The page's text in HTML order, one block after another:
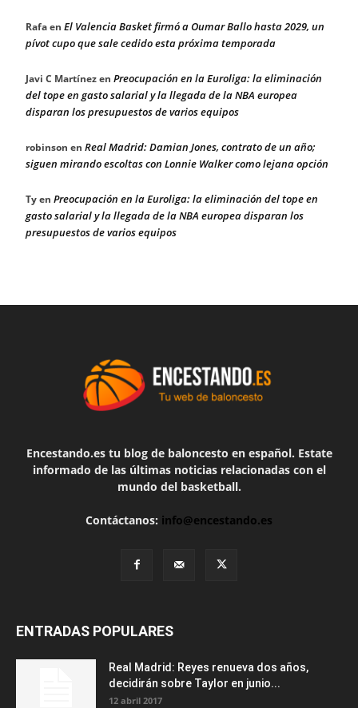
Rafaen El Valencia Basket firmó a Oumar Ballo hasta 2029, un
pívot cupo que sale cedido esta próxima temporada
Javi C Martínezen Preocupación en la Euroliga: la eliminación
del tope en gasto salarial y la llegada de la NBA europea
disparan los presupuestos de varios equipos
robinson en Real Madrid: Damian Jones, contrato de un año;
siguen mirando escoltas con Lonnie Walker como lejana opción
Tyen Preocupación en la Euroliga: la eliminación del tope en
gasto salarial y la llegada de la NBA europea disparan los
presupuestos de varios equipos
Encestando.es tu blog de baloncesto en español. Estate
informado de las últimas noticias relacionadas con el
mundo del basketball.
Contáctanos: info@encestando.es
ENTRADAS POPULARES
Real Madrid: Reyes renueva dos años,
decidirán sobre Taylor en junio...
12 abril 2017